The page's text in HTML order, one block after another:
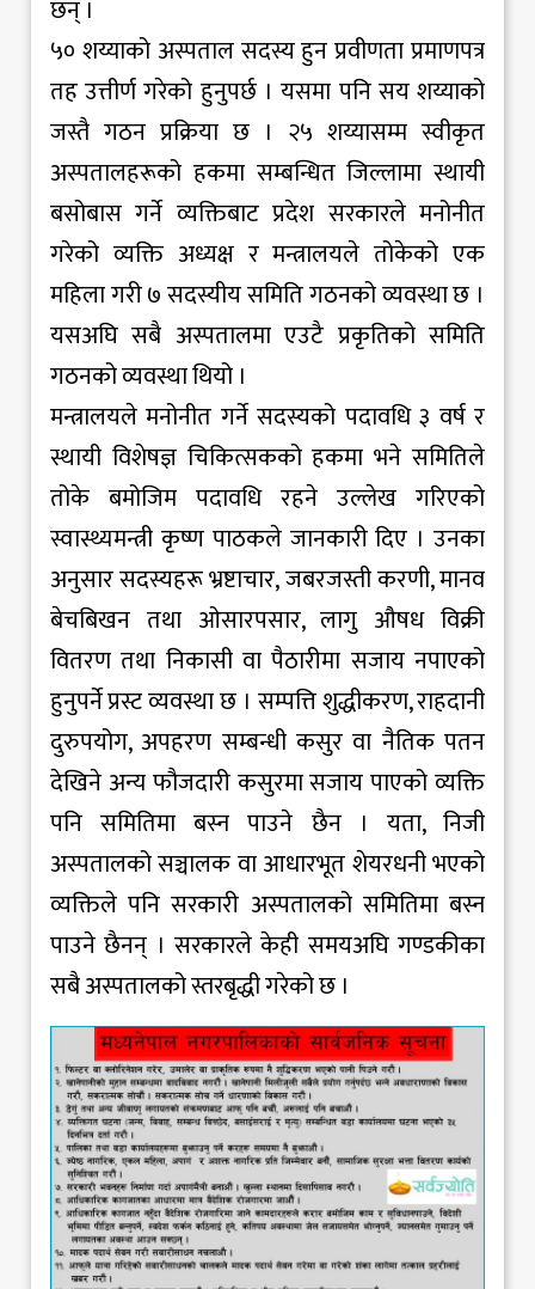
छन् ।
५० शय्याको अस्पताल सदस्य हुन प्रवीणता प्रमाणपत्र
तह उत्तीर्ण गरेको हुनुपर्छ । यसमा पनि सय शय्याको
जस्तै गठन प्रक्रिया छ । २५ शय्यासम्म स्वीकृत
अस्पतालहरूको हकमा सम्बन्धित जिल्लामा स्थायी
बसोबास गर्ने व्यक्तिबाट प्रदेश सरकारले मनोनीत
गरेको व्यक्ति अध्यक्ष र मन्त्रालयले तोकेको एक
महिला गरी ७ सदस्यीय समिति गठनको व्यवस्था छ ।
यसअघि सबै अस्पतालमा एउटै प्रकृतिको समिति
गठनको व्यवस्था थियो ।
मन्त्रालयले मनोनीत गर्ने सदस्यको पदावधि ३ वर्ष र
स्थायी विशेषज्ञ चिकित्सकको हकमा भने समितिले
तोके बमोजिम पदावधि रहने उल्लेख गरिएको
स्वास्थ्यमन्त्री कृष्ण पाठकले जानकारी दिए । उनका
अनुसार सदस्यहरू भ्रष्टाचार, जबरजस्ती करणी, मानव
बेचबिखन तथा ओसारपसार, लागु औषध विक्री
वितरण तथा निकासी वा पैठारीमा सजाय नपाएको
हुनुपर्ने प्रस्ट व्यवस्था छ । सम्पत्ति शुद्धीकरण, राहदानी
दुरुपयोग, अपहरण सम्बन्धी कसुर वा नैतिक पतन
देखिने अन्य फौजदारी कसुरमा सजाय पाएको व्यक्ति
पनि समितिमा बस्न पाउने छैन । यता, निजी
अस्पतालको सञ्चालक वा आधारभूत शेयरधनी भएको
व्यक्तिले पनि सरकारी अस्पतालको समितिमा बस्न
पाउने छैनन् । सरकारले केही समयअघि गण्डकीका
सबै अस्पतालको स्तरबृद्धी गरेको छ ।